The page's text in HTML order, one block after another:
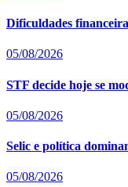
Dificuldades
05/08/2026
STF decide hoje se
05/08/2026
Selic e política
05/08/2026